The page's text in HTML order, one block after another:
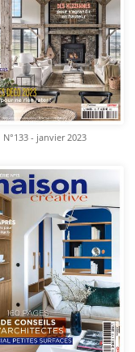
N°133 - janvier 2023